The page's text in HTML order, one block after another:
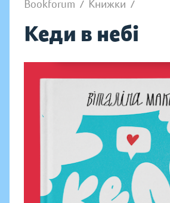
Bookforum / Книжки /
Кеди в небі